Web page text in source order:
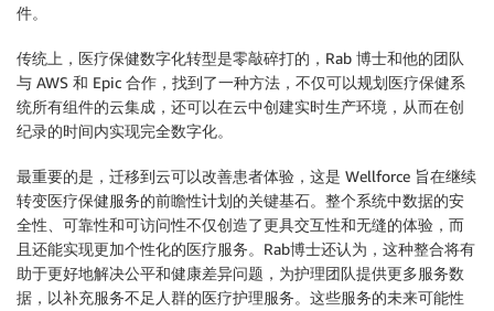
件。
传统上，医疗保健数字化转型是零敲碎打的，Rab 博士和他的团队
与 AWS 和 Epic 合作，找到了一种方法，不仅可以规划医疗保健系
统所有组件的云集成，还可以在云中创建实时生产环境，从而在创
纪录的时间内实现完全数字化。
最重要的是，迁移到云可以改善患者体验，这是 Wellforce 旨在继续
转变医疗保健服务的前瞻性计划的关键基石。整个系统中数据的安
全性、可靠性和可访问性不仅创造了更具交互性和无缝的体验，而
且还能实现更加个性化的医疗服务。Rab博士还认为，这种整合将有
助于更好地解决公平和健康差异问题，为护理团队提供更多服务数
据，以补充服务不足人群的医疗护理服务。这些服务的未来可能性